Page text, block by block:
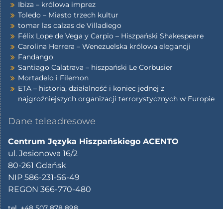
Ibiza – królowa imprez
Toledo – Miasto trzech kultur
tomar las calzas de Villadiego
Félix Lope de Vega y Carpio – Hiszpański Shakespeare
Carolina Herrera – Wenezuelska królowa elegancji
Fandango
Santiago Calatrava – hiszpański Le Corbusier
Mortadelo i Filemon
ETA – historia, działalność i koniec jednej z
najgroźniejszych organizacji terrorystycznych w Europie
Dane teleadresowe
Centrum Języka Hiszpańskiego ACENTO
ul. Jesionowa 16/2
80-261 Gdańsk
NIP 586-231-56-49
REGON 366-770-480